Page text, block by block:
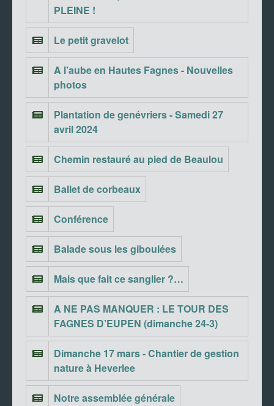
PLEINE !
Le petit gravelot
A l’aube en Hautes Fagnes - Nouvelles
photos
Plantation de genévriers - Samedi 27
avril 2024
Chemin restauré au pied de Beaulou
Ballet de corbeaux
Conférence
Balade sous les giboulées
Mais que fait ce sanglier ?…
A NE PAS MANQUER : LE TOUR DES
FAGNES D’EUPEN (dimanche 24-3)
Dimanche 17 mars - Chantier de gestion
nature à Heverlee
Notre assemblée générale